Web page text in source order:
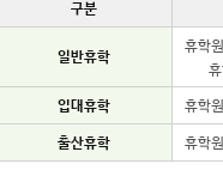
구분
일반휴학
휴학
입대휴학 휴학
출산휴학 휴학